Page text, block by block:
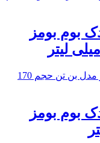
بوم بومز
بوم بومز